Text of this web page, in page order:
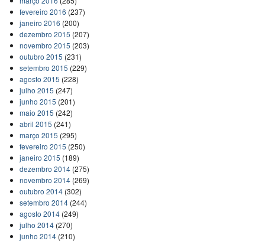
fevereiro 2016 (237)
janeiro 2016 (200)
dezembro 2015 (207)
novembro 2015 (203)
outubro 2015 (231)
setembro 2015 (229)
agosto 2015 (228)
julho 2015 (247)
junho 2015 (201)
maio 2015 (242)
abril 2015 (241)
março 2015 (295)
fevereiro 2015 (250)
janeiro 2015 (189)
dezembro 2014(275)
novembro 2014(269)
outubro 2014(302)
setembro 2014(244)
agosto 2014(249)
julho 2014(270)
junho 2014(210)